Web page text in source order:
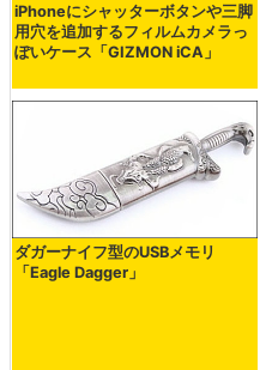
iPhoneにシャッターボタンや三脚
用穴を追加するフィルムカメラっ
ぽいケース「GIZMON iCA」
ダガーナイフ型のUSBメモリ
「Eagle Dagger」